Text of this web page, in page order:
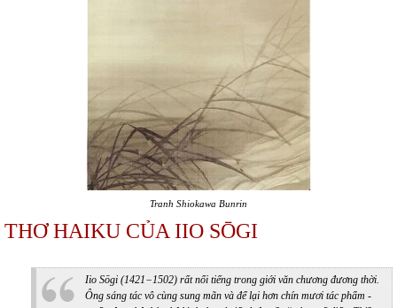
Tranh Shiokawa Bunrin
THƠ HAIKU CỦA IIO SŌGI
Iio Sōgi (1421−1502) rất nổi tiếng trong giới văn chương đương thời.
Ông sáng tác vô cùng sung mãn và để lại hơn chín mươi tác phẩm -